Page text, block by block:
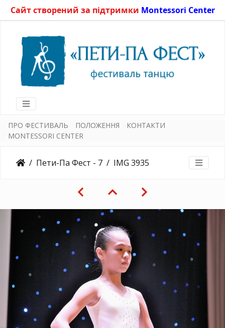
Сайт створений за підтримки Montessori Center
ПРО ФЕСТИВАЛЬ ПОЛОЖЕННЯ
КОНТАКТИ
MONTESSORI CENTER
Пети-Па Фест - 7 IMG 3935